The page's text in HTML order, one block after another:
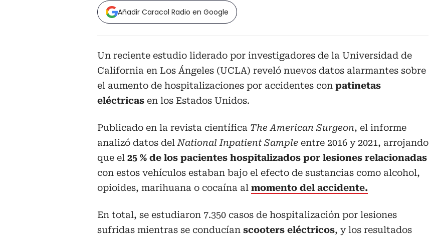
Añadir Caracol Radio en Google
Un reciente estudio liderado por investigadores de la Universidad de
California en Los Ángeles (UCLA) reveló nuevos datos alarmantes sobre
el aumento de hospitalizaciones por accidentes con patinetas
eléctricas en los Estados Unidos.
Publicado en la revista científica The American Surgeon, el informe
analizó datos delNational Inpatient Sample entre 2016 y 2021, arrojando
que el 25 % de los pacientes hospitalizados por lesiones relacionadas
con estos vehículos estaban bajo el efecto de sustancias como alcohol,
opioides, marihuana o cocaína al momento del accidente.
En total, se estudiaron 7.350 casos de hospitalización por lesiones
sufridas mientras se conducían scooters eléctricos, y los resultados